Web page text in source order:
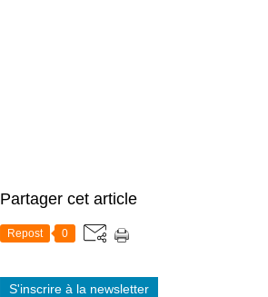
Partager cet article
Repost 0
S'inscrire à la newsletter